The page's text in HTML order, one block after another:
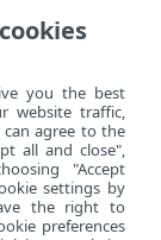
este
los
que actúe
soporte
you the best
website traffic,
can agree to the
all and close",
"Accept
settings by
the right to
preferences